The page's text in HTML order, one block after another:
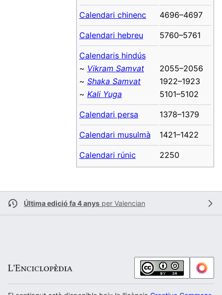
Calendari chinenc 4696–4697
Calendari hebreu 5760–5761
Calendaris hindús
~ Vikram Samvat
~ Shaka Samvat
~ Kali Yuga
2055–2056
1922–1923
5101–5102
Calendari persa 1378–1379
Calendari musulmà 1421–1422
Calendari rúnic 2250
Última edició fa 4 anys per Valencian